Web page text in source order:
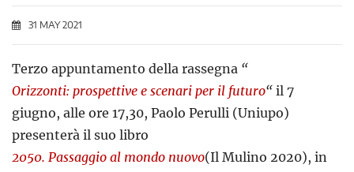
31 MAY 2021
Terzo appuntamento della rassegna “
Orizzonti: prospettive e scenari per il futuro“ il 7
giugno, alle ore 17,30, Paolo Perulli (Uniupo)
presenterà il suo libro
2050. Passaggio al mondo nuovo(Il Mulino 2020), in